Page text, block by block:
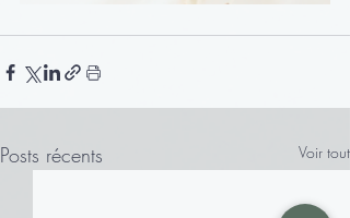
Posts récents Voir tout